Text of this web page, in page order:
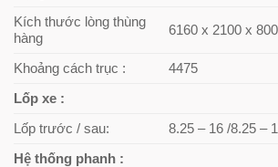
Kích thước lòng thùng
hàng
6160 x 2100 x
Khoảng cách trục : 4475
Lốp xe :
Lốp trước / sau: 8.25 – 16 /8.25 –
Hệ thống phanh :